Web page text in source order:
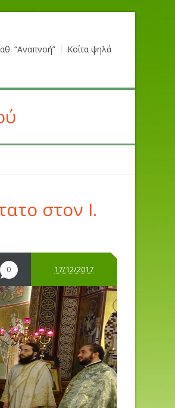
“Αναπνοή” Κοίτα ψηλά
στον Ι.
0 17/12/2017